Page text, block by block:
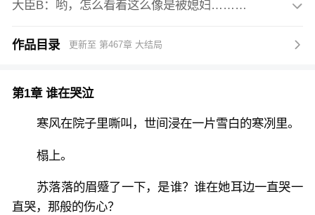
大臣B：哟，怎么看着这么像是被媳妇……
骂。
族都被灭完了！”

作品目录 更新至 第467章 大结局 
第1章 谁在哭泣
寒风在院子里嘶叫，世间浸在一片雪白的寒冽里。
榻上。
苏落落的眉蹙了一下，是谁？谁在她耳边一直哭一
直哭，那般的伤心？